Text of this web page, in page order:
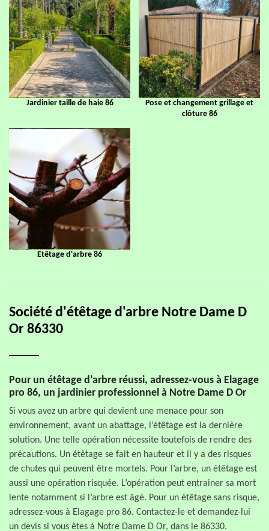
Jardinier taille de haie 86
Pose et changement grillage et
clôture 86
Etêtage d'arbre 86
Société d'étêtage d'arbre Notre Dame D
Or 86330
Pour un étêtage d’arbre réussi, adressez-vous à Elagage
pro 86, un jardinier professionnel à Notre Dame D Or
Si vous avez un arbre qui devient une menace pour son
environnement, avant un abattage, l’étêtage est la dernière
solution. Une telle opération nécessite toutefois de rendre des
précautions. Un étêtage se fait en hauteur et il y a des risques
de chutes qui peuvent être mortels. Pour l’arbre, un étêtage est
aussi une opération risquée. L’opération peut entrainer sa mort
lente notamment si l’arbre est âgé. Pour un étêtage sans risque,
adressez-vous à Elagage pro 86. Contactez-le et demandez-lui
un devis si vous êtes à Notre Dame D Or, dans le 86330.